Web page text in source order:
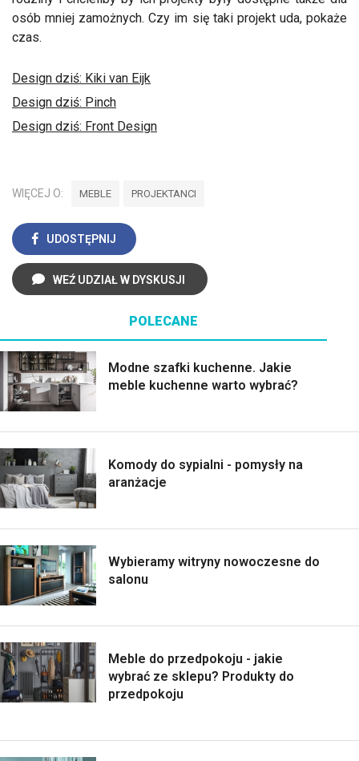
osób mniej zamożnych. Czy im się taki projekt uda, pokaże
czas.
Design dziś: Kiki van Eijk
Design dziś: Pinch
Design dziś: Front Design
WIĘCEJ O: MEBLE PROJEKTANCI
UDOSTĘPNIJ
WEŹ UDZIAŁ W DYSKUSJI
POLECANE
Modne szafki kuchenne. Jakie
meble kuchenne warto wybrać?
Komody do sypialni - pomysły na
aranżacje
Wybieramy witryny nowoczesne do
salonu
Meble do przedpokoju - jakie
wybrać ze sklepu? Produkty do
przedpokoju